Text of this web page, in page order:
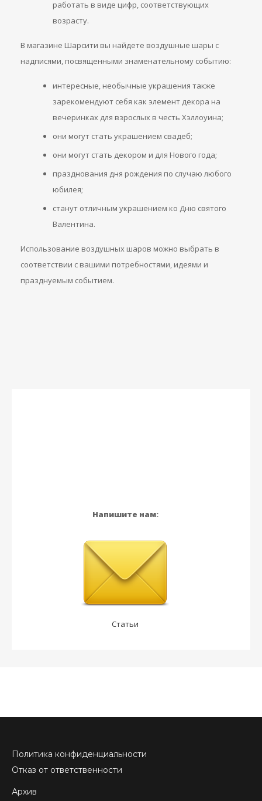
работать в виде цифр, соответствующих
возрасту.
В магазине Шарсити вы найдете воздушные шары с
надписями, посвященными знаменательному событию:
интересные, необычные украшения также
зарекомендуют себя как элемент декора на
вечеринках для взрослых в честь Хэллоуина;
они могут стать украшением свадеб;
они могут стать декором и для Нового года;
празднования дня рождения по случаю любого
юбилея;
станут отличным украшением ко Дню святого
Валентина.
Использование воздушных шаров можно выбрать в
соответствии с вашими потребностями, идеями и
празднуемым событием.
Напишите нам:
Статьи
Политика конфиденциальности
Отказ от ответственности
Архив